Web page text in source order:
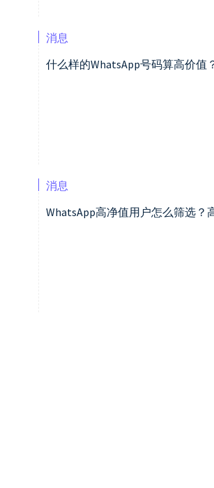
消息
什么样的WhatsApp号码算高价值
消息
WhatsApp高净值用户怎么筛选？